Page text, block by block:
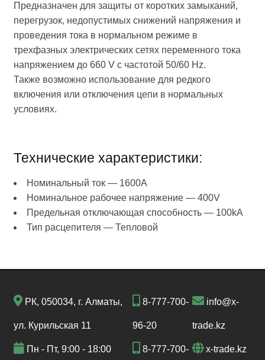
Предназначен для защиты от коротких замыканий,
перегрузок, недопустимых снижений напряжения и
проведения тока в нормальном режиме в
трехфазных электрических сетях переменного тока
напряжением до 660 V с частотой 50/60 Hz.
Также возможно использование для редкого
включения или отключения цепи в нормальных
условиях.
Технические характеристики:
Номинальный ток — 1600A
Номинальное рабочее напряжение — 400V
Предельная отключающая способность — 100kA
Тип расцепителя — Тепловой
РК, 050034, г. Алматы,
ул. Курильская 11
Пн - Пт, 9:00 - 18:00
8-777-700-
96-20
8-777-700-
info@x-
trade.kz
x-trade.kz